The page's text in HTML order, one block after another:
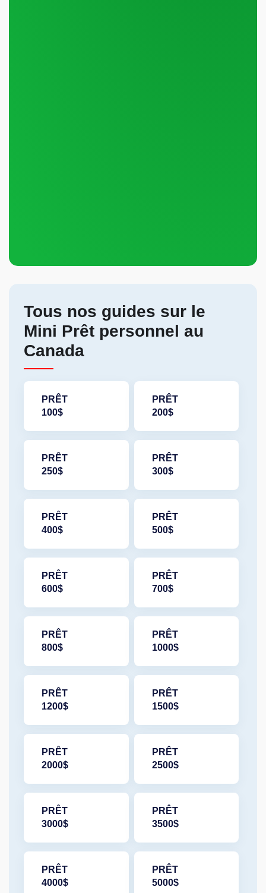
Tous nos guides sur le
Mini Prêt personnel au
Canada
PRÊT
100$
PRÊT
200$
PRÊT
250$
PRÊT
300$
PRÊT
400$
PRÊT
500$
PRÊT
600$
PRÊT
700$
PRÊT
800$
PRÊT
1000$
PRÊT
1200$
PRÊT
1500$
PRÊT
2000$
PRÊT
2500$
PRÊT
3000$
PRÊT
3500$
PRÊT
4000$
PRÊT
5000$